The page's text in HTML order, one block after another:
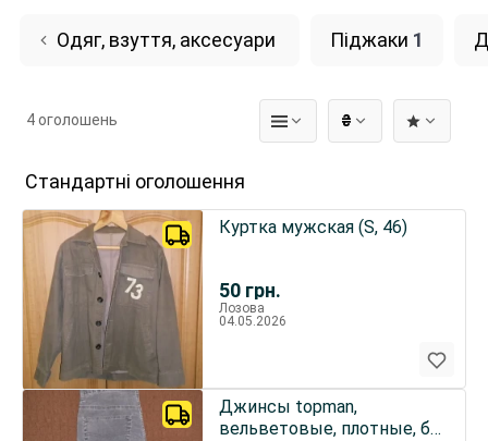
Одяг, взуття, аксесуари Піджаки 1
₴
4 оголошень
Стандартні оголошення
50 грн.
Куртка мужская (S, 46)
Лозова
04.05.2026
Джинсы topman,
вельветовые, плотные, б/